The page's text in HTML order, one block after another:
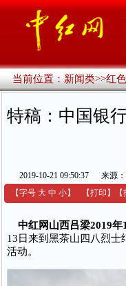
当前位置：新闻类>>红
特稿：中国银
2019-10-21 09:50:37 来源：
【字号 大 中 小】 【打印 】 【
中红网山西吕梁2019年
13日来到黑茶山四八烈士
活动。